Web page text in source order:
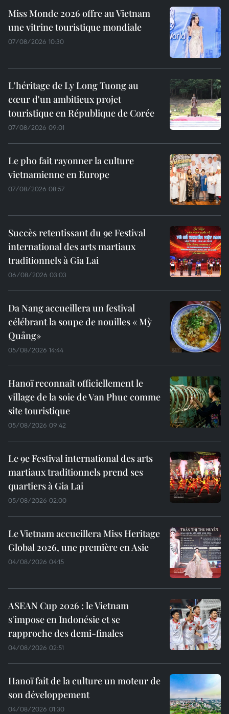
Miss Monde 2026 offre au Vietnam
une vitrine touristique mondiale
07/08/2026 10:30
L'héritage de Ly Long Tuong au
cœur d'un ambitieux projet
touristique en République de Corée
07/08/2026 09:01
Le pho fait rayonner la culture
vietnamienne en Europe
07/08/2026 08:57
Succès retentissant du 9e Festival
international des arts martiaux
traditionnels à Gia Lai
06/08/2026 03:03
Da Nang accueillera un festival
célébrant la soupe de nouilles « Mỳ
Quảng»
05/08/2026 14:44
Hanoï reconnaît officiellement le
village de la soie de Van Phuc comme
site touristique
05/08/2026 09:42
Le 9e Festival international des arts
martiaux traditionnels prend ses
quartiers à Gia Lai
05/08/2026 02:00
Le Vietnam accueillera Miss Heritage
Global 2026, une première en Asie
04/08/2026 04:15
ASEAN Cup 2026 : le Vietnam
s'impose en Indonésie et se
rapproche des demi-finales
04/08/2026 02:51
Hanoï fait de la culture un moteur de
son développement
04/08/2026 01:30